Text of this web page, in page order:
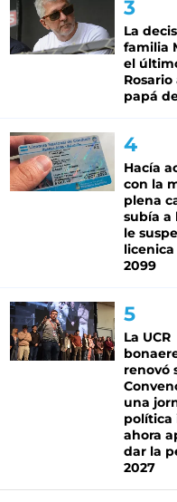
La
familia
el
papá
Hacía
con la
plena
subía a
le
2099
La UCR
renovó
una
política
ahora
dar la
2027